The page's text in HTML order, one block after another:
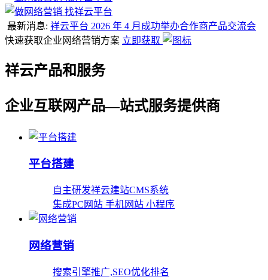
最新消息: 祥云平台 2026 年 4 月成功举办合作商产品交流会
快速获取企业网络营销方案 立即获取
祥云产品和服务
企业互联网产品—站式服务提供商
平台搭建
自主研发祥云建站CMS系统
集成PC网站 手机网站 小程序
网络营销
搜索引擎推广,SEO优化排名